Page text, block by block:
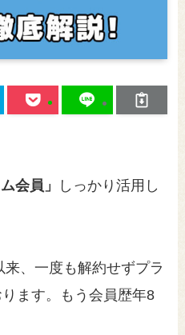
会員」
しっかり活用し
、一度も解約せずプラ
ます。もう会員歴年8